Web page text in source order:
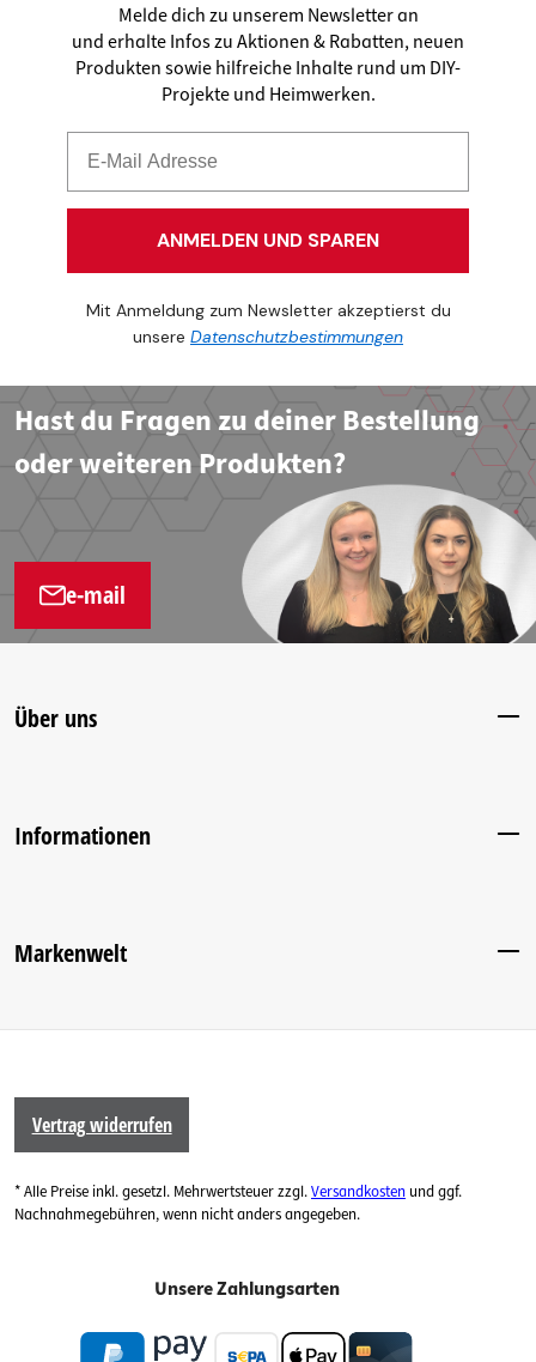
Melde dich zu unserem Newsletter an
und erhalte Infos zu Aktionen & Rabatten, neuen
Produkten sowie hilfreiche Inhalte rund um DIY-
Projekte und Heimwerken.
ANMELDEN UND SPAREN
Mit Anmeldung zum Newsletter akzeptierst du
unsere Datenschutzbestimmungen
Hast du Fragen zu deiner Bestellung
oder weiteren Produkten?
e-mail
Über uns
Informationen
Markenwelt
Vertrag widerrufen
* Alle Preise inkl. gesetzl. Mehrwertsteuer zzgl.Versandkosten und ggf.
Nachnahmegebühren, wenn nicht anders angegeben.
Unsere Zahlungsarten